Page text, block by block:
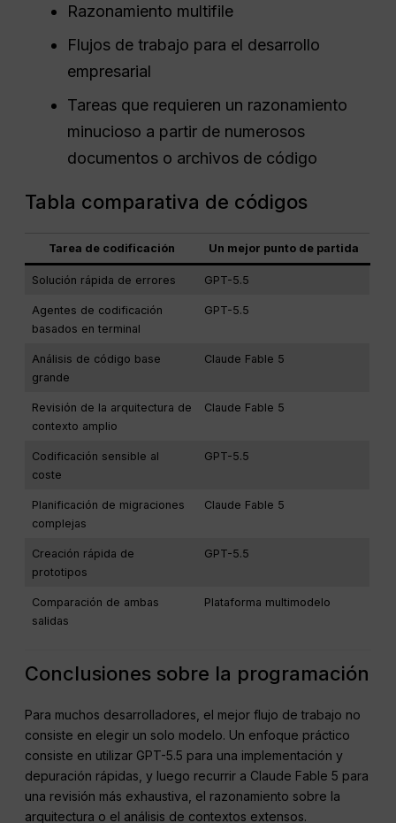
Razonamiento multifile
Flujos de trabajo para el desarrollo
empresarial
Tareas que requieren un razonamiento
minucioso a partir de numerosos
documentos o archivos de código
Tabla comparativa de códigos
Tarea de codificación Un mejor punto de partida
Solución rápida de errores GPT-5.5
Agentes de codificación
basados en terminal
GPT-5.5
Análisis de código base
grande
Claude Fable 5
Revisión de la arquitectura de
contexto amplio
Claude Fable 5
Codificación sensible al
coste
GPT-5.5
Planificación de migraciones
complejas
Claude Fable 5
Creación rápida de
prototipos
GPT-5.5
Comparación de ambas
salidas
Plataforma multimodelo
Conclusiones sobre la programación
Para muchos desarrolladores, el mejor flujo de trabajo no
consiste en elegir un solo modelo. Un enfoque práctico
consiste en utilizar GPT-5.5 para una implementación y
depuración rápidas, y luego recurrir a Claude Fable 5 para
una revisión más exhaustiva, el razonamiento sobre la
arquitectura o el análisis de contextos extensos.